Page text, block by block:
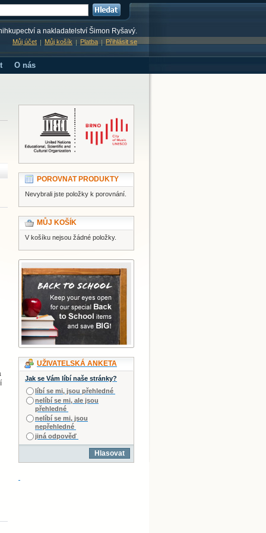
a nakladatelství Šimon Ryšavý.
Můj účet Můj košík Platba Přihlásit se
O nás
POROVNAT PRODUKTY
Nevybrali jste položky k porovnání.
MŮJ KOŠÍK
V košíku nejsou žádné položky.
UŽIVATELSKÁ ANKETA
Jak se Vám líbí naše stránky?
líbí se mi, jsou přehledné
nelíbí se mi, ale jsou
přehledné
nelíbí se mi, jsou
nepřehledné
jiná odpověď
Hlasovat